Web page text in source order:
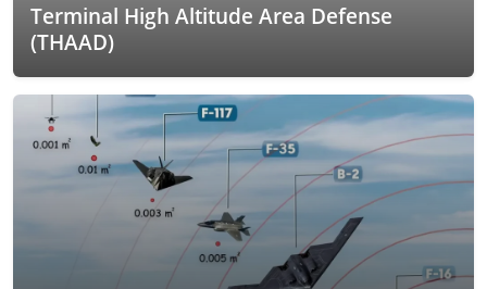
Terminal High Altitude Area Defense
(THAAD)